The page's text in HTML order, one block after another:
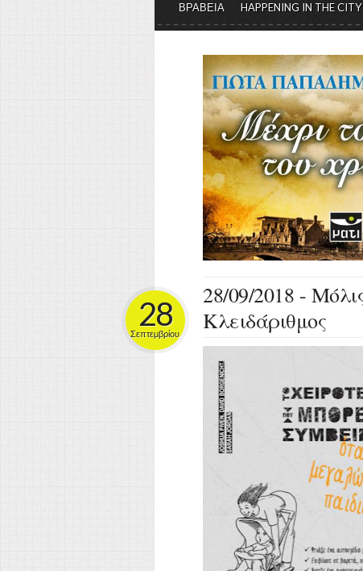
ΒΡΑΒΕΙΑ HAPPENING IN THE CITY
28/09/2018 -
Κλειδάριθμος
28
Σεπτεμβρίου